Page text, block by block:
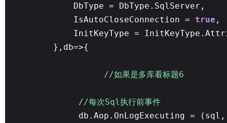
DbType = DbType.SqlServer,
IsAutoCloseConnection = true ,
InitKeyType =
},db=>{
//如果是多库看标题6
//每次Sql执行前事件
db.Aop.OnLogExecuting =